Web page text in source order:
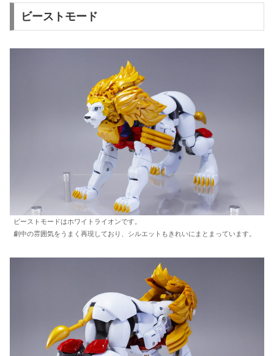
ビーストモード
ビーストモードはホワイトライオンです。
劇中の雰囲気をうまく再現しており、シルエットもきれいにまとまっています。